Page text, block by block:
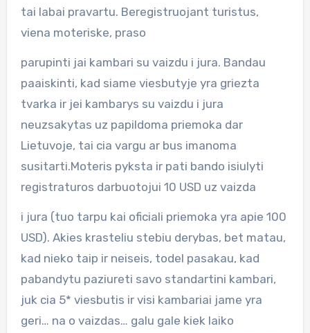
tai labai pravartu. Beregistruojant turistus,
viena moteriske, praso
parupinti jai kambari su vaizdu i jura. Bandau
paaiskinti, kad siame viesbutyje yra griezta
tvarka ir jei kambarys su vaizdu i jura
neuzsakytas uz papildoma priemoka dar
Lietuvoje, tai cia vargu ar bus imanoma
susitarti.Moteris pyksta ir pati bando isiulyti
registraturos darbuotojui 10 USD uz vaizda
i jura (tuo tarpu kai oficiali priemoka yra apie 100
USD). Akies krasteliu stebiu derybas, bet matau,
kad nieko taip ir neiseis, todel pasakau, kad
pabandytu paziureti savo standartini kambari,
juk cia 5* viesbutis ir visi kambariai jame yra
geri… na o vaizdas… galu gale kiek laiko